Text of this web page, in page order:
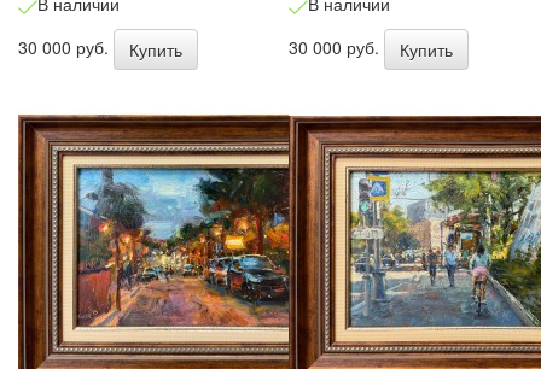
30 000 руб.
Купить
30 000 руб.
Купить